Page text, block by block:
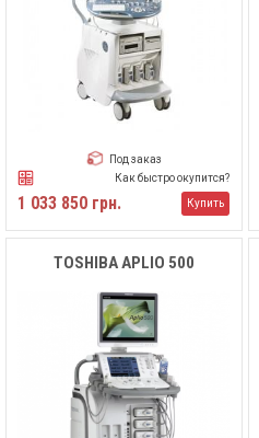
Под заказ
Как быстро окупится?
1 033 850 грн. Купить
TOSHIBA APLIO 500